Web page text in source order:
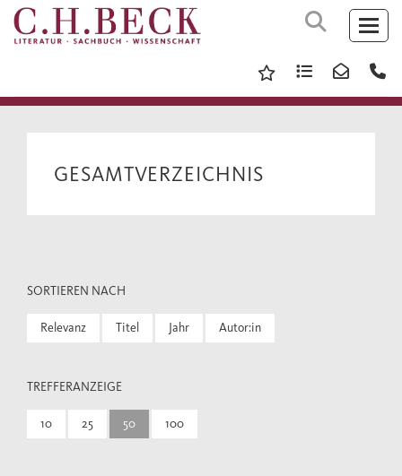
GESAMTVERZEICHNIS
SORTIEREN NACH
Relevanz Titel Jahr Autor:in
TREFFERANZEIGE
10 25 50 100